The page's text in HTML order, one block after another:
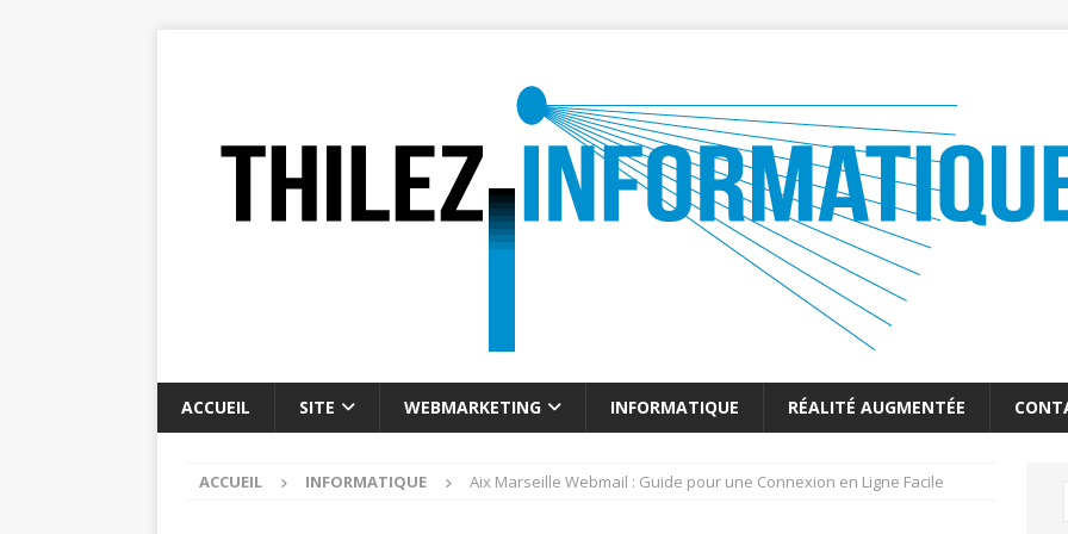
ACCUEIL SITE WEBMARKETING INFORMATIQUE RÉALITÉ AUGMENTÉE
ACCUEIL INFORMATIQUE Aix Marseille Webmail : Guide pour une Connexion en Ligne Facile